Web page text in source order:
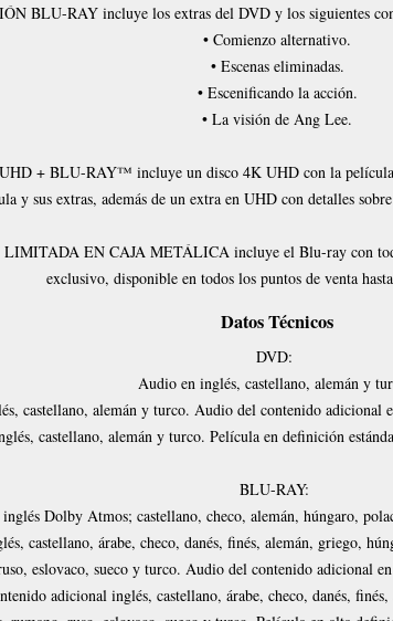
BLU-RAY incluye los extras del DVD y los siguientes
• Comienzo alternativo.
• Escenas eliminadas.
• Escenificando la acción.
• La visión de Ang Lee.
+ BLU-RAY™ incluye un disco 4K UHD con la
y sus extras, además de un extra en UHD con detalles
EN CAJA METÁLICA incluye el Blu-ray con
exclusivo, disponible en todos los puntos de venta
Datos Técnicos
DVD:
Audio en inglés, castellano, alemán y
castellano, alemán y turco. Audio del contenido adicional
castellano, alemán y turco. Película en definición
BLU-RAY:
Dolby Atmos; castellano, checo, alemán, húngaro,
castellano, árabe, checo, danés, finés, alemán, griego,
eslovaco, sueco y turco. Audio del contenido adicional
adicional inglés, castellano, árabe, checo, danés,